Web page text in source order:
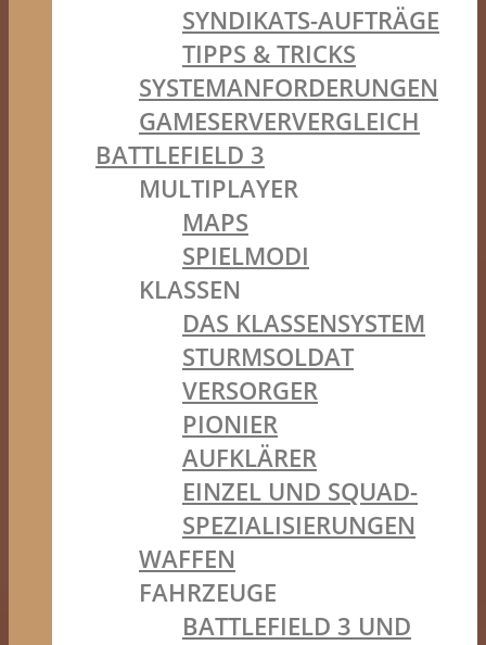
SYNDIKATS-AUFTRÄGE
TIPPS & TRICKS
SYSTEMANFORDERUNGEN
GAMESERVERVERGLEICH
BATTLEFIELD 3
MULTIPLAYER
MAPS
SPIELMODI
KLASSEN
DAS KLASSENSYSTEM
STURMSOLDAT
VERSORGER
PIONIER
AUFKLÄRER
EINZEL UND SQUAD-
SPEZIALISIERUNGEN
WAFFEN
FAHRZEUGE
BATTLEFIELD 3 UND